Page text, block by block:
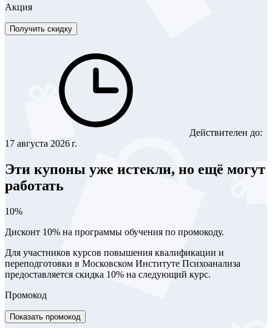
Акция
Получить скидку
Действителен до:
17 августа 2026 г.
Эти купоны уже истекли, но ещё могут
работать
10%
Дисконт 10% на программы обучения по промокоду.
Для участников курсов повышения квалификации и
переподготовки в Московском Институте Психоанализа
предоставляется скидка 10% на следующий курс.
Промокод
Показать промокод